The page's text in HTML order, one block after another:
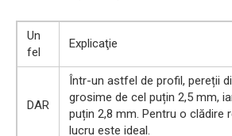
Un
fel
Explicaţie
DAR
Într-un astfel de profil, pereții
grosime de cel puțin 2,5 mm,
puțin 2,8 mm. Pentru o clădire
lucru este ideal.